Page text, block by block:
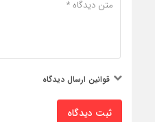
قوانین ارسال دیدگاه
ثبت دیدگاه